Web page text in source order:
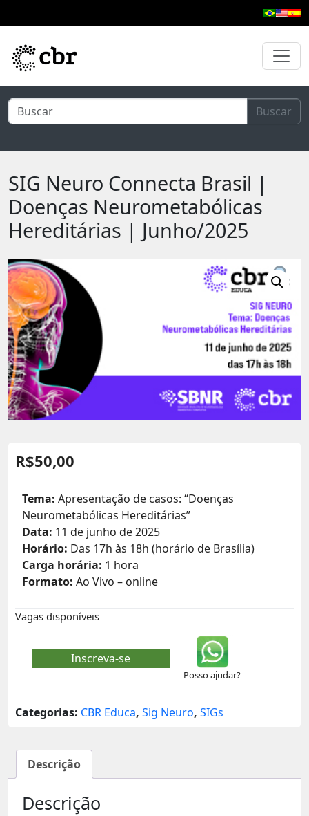
Buscar
SIG Neuro Connecta Brasil |
Doenças Neurometabólicas
Hereditárias | Junho/2025
R$50,00
Tema: Apresentação de casos: “Doenças
Neurometabólicas Hereditárias”
Data: 11 de junho de 2025
Horário: Das 17h às 18h (horário de Brasília)
Carga horária: 1 hora
Formato: Ao Vivo – online
Vagas disponíveis
Inscreva-se
Posso ajudar?
Categorias: CBR Educa, Sig Neuro, SIGs
Descrição
Descrição